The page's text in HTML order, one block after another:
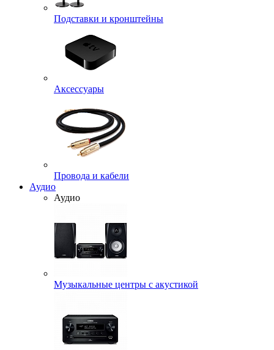
Подставки и кронштейны
Аксессуары
Провода и кабели
Аудио
Аудио
Музыкальные центры с акустикой